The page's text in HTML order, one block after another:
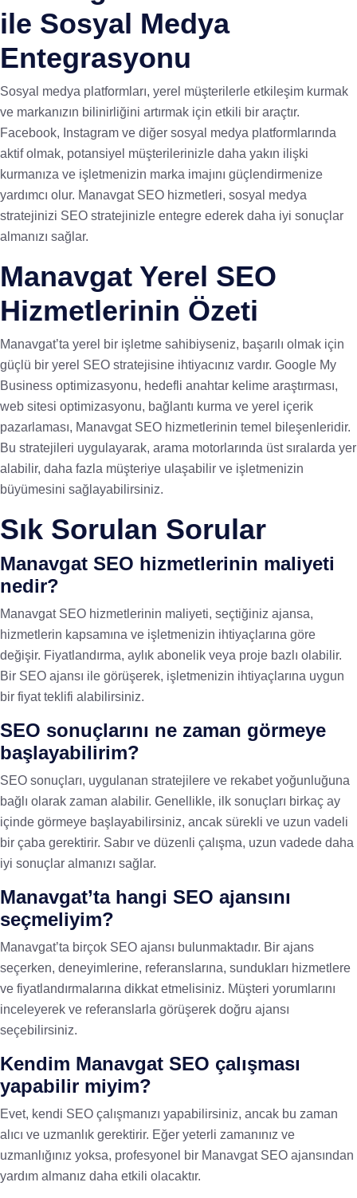
ile Sosyal Medya
Entegrasyonu
Sosyal medya platformları, yerel müşterilerle etkileşim kurmak
ve markanızın bilinirliğini artırmak için etkili bir araçtır.
Facebook, Instagram ve diğer sosyal medya platformlarında
aktif olmak, potansiyel müşterilerinizle daha yakın ilişki
kurmanıza ve işletmenizin marka imajını güçlendirmenize
yardımcı olur. Manavgat SEO hizmetleri, sosyal medya
stratejinizi SEO stratejinizle entegre ederek daha iyi sonuçlar
almanızı sağlar.
Manavgat Yerel SEO
Hizmetlerinin Özeti
Manavgat’ta yerel bir işletme sahibiyseniz, başarılı olmak için
güçlü bir yerel SEO stratejisine ihtiyacınız vardır. Google My
Business optimizasyonu, hedefli anahtar kelime araştırması,
web sitesi optimizasyonu, bağlantı kurma ve yerel içerik
pazarlaması, Manavgat SEO hizmetlerinin temel bileşenleridir.
Bu stratejileri uygulayarak, arama motorlarında üst sıralarda yer
alabilir, daha fazla müşteriye ulaşabilir ve işletmenizin
büyümesini sağlayabilirsiniz.
Sık Sorulan Sorular
Manavgat SEO hizmetlerinin maliyeti
nedir?
Manavgat SEO hizmetlerinin maliyeti, seçtiğiniz ajansa,
hizmetlerin kapsamına ve işletmenizin ihtiyaçlarına göre
değişir. Fiyatlandırma, aylık abonelik veya proje bazlı olabilir.
Bir SEO ajansı ile görüşerek, işletmenizin ihtiyaçlarına uygun
bir fiyat teklifi alabilirsiniz.
SEO sonuçlarını ne zaman görmeye
başlayabilirim?
SEO sonuçları, uygulanan stratejilere ve rekabet yoğunluğuna
bağlı olarak zaman alabilir. Genellikle, ilk sonuçları birkaç ay
içinde görmeye başlayabilirsiniz, ancak sürekli ve uzun vadeli
bir çaba gerektirir. Sabır ve düzenli çalışma, uzun vadede daha
iyi sonuçlar almanızı sağlar.
Manavgat’ta hangi SEO ajansını
seçmeliyim?
Manavgat’ta birçok SEO ajansı bulunmaktadır. Bir ajans
seçerken, deneyimlerine, referanslarına, sundukları hizmetlere
ve fiyatlandırmalarına dikkat etmelisiniz. Müşteri yorumlarını
inceleyerek ve referanslarla görüşerek doğru ajansı
seçebilirsiniz.
Kendim Manavgat SEO çalışması
yapabilir miyim?
Evet, kendi SEO çalışmanızı yapabilirsiniz, ancak bu zaman
alıcı ve uzmanlık gerektirir. Eğer yeterli zamanınız ve
uzmanlığınız yoksa, profesyonel bir Manavgat SEO ajansından
yardım almanız daha etkili olacaktır.